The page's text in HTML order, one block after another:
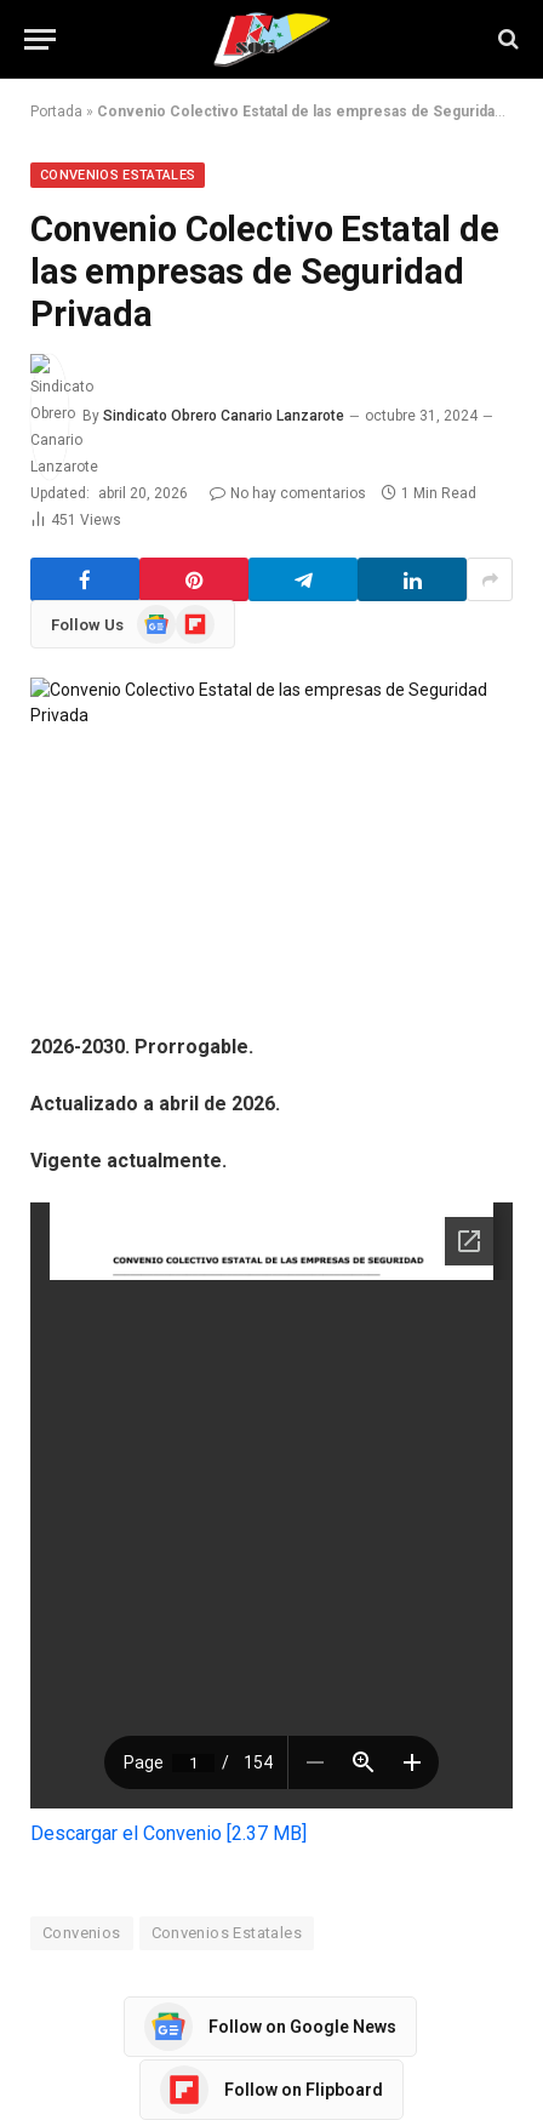
Portada » Convenio Colectivo Estatal de las empresas de Seguridad Privada
CONVENIOS ESTATALES
Convenio Colectivo Estatal de
las empresas de Seguridad
Privada
By Sindicato Obrero Canario Lanzarote octubre 31, 2024
Updated: abril 20, 2026 No hay comentarios
1 Min Read
451 Views
Follow Us
GoogleFlipboard
2026-2030. Prorrogable.
Actualizado a abril de 2026.
Vigente actualmente.
Descargar el Convenio [2.37 MB]
Convenios Convenios Estatales
Follow on Google News
Follow on Flipboard